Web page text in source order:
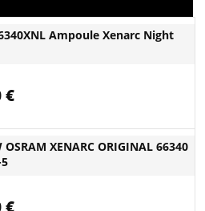
Ampoule Xenarc Night
€
XENARC ORIGINAL 66340